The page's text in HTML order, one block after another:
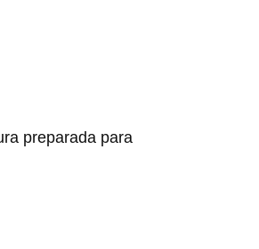
preparada para